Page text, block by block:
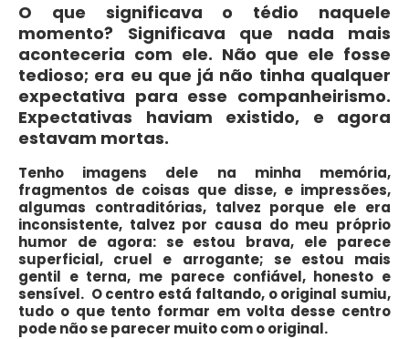
O que significava o tédio naquele
momento? Significava que nada mais
aconteceria com ele. Não que ele fosse
tedioso; era eu que já não tinha qualquer
expectativa para esse companheirismo.
Expectativas haviam existido, e agora
estavam mortas.
Tenho imagens dele na minha memória,
fragmentos de coisas que disse, e impressões,
algumas contraditórias, talvez porque ele era
inconsistente, talvez por causa do meu próprio
humor de agora: se estou brava, ele parece
superficial, cruel e arrogante; se estou mais
gentil e terna, me parece confiável, honesto e
sensível. O centro está faltando, o original sumiu,
tudo o que tento formar em volta desse centro
pode não se parecer muito com o original.